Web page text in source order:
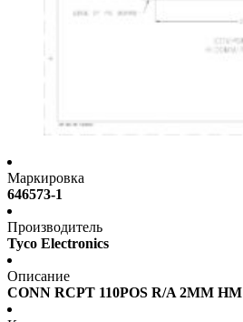
Маркировка
646573-1
Производитель
Tyco Electronics
Описание
CONN RCPT 110POS R/A 2MM HM